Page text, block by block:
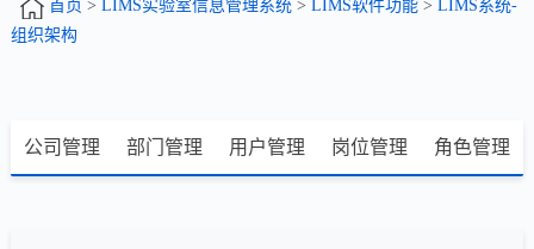
首页 > LIMS实验室信息管理系统> LIMS软件功能> LIMS系统-
组织架构
公司管理 部门管理 用户管理 岗位管理 角色管理